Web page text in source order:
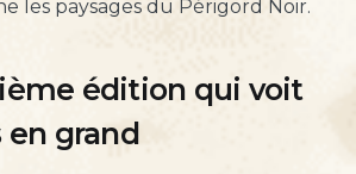
les paysages du Périgord Noir.
édition qui voit
en grand